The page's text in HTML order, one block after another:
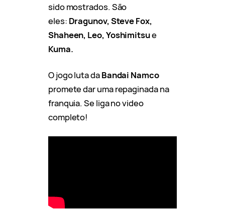
sido mostrados. São
eles: Dragunov, Steve Fox,
Shaheen, Leo, Yoshimitsue
Kuma.
O jogo luta daBandai Namco
promete dar uma repaginada na
franquia. Se liga no video
completo!